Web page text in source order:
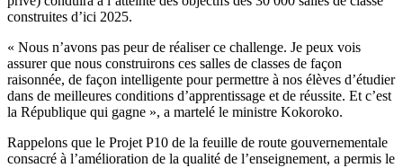
construites d’ici 2025.
« Nous n’avons pas peur de réaliser ce challenge. Je peux vois
assurer que nous construirons ces salles de classes de façon
raisonnée, de façon intelligente pour permettre à nos élèves d’étudier
dans de meilleures conditions d’apprentissage et de réussite. Et c’est
la République qui gagne », a martelé le ministre Kokoroko.
Rappelons que le Projet P10 de la feuille de route gouvernementale
consacré à l’amélioration de la qualité de l’enseignement, a permis le